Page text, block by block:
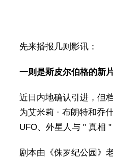
先来播报几则影讯：
一则是斯皮尔伯格的新
近日内地确认引进，但
为艾米莉 · 布朗特和乔
UFO、外星人与 " 真相 "
剧本由《侏罗纪公园》